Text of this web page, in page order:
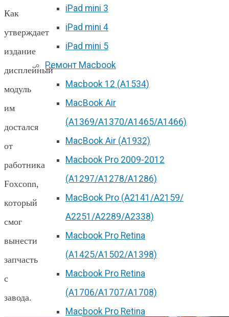
iPad mini 3
iPad mini 4
iPad mini 5
Ремонт Macbook
Macbook 12 (А1534)
MacBook Air
(A1369/A1370/A1465/A1466)
MacBook Air (A1932)
Macbook Pro 2009-2012
(A1297/A1278/A1286)
MacBook Pro (А2141/А2159/
А2251/A2289/A2338)
Macbook Pro Retina
(А1425/A1502/A1398)
Macbook Pro Retina
(А1706/A1707/A1708)
Macbook Pro Retina
Как
утверждает
издание
дисплейный
модуль
им
достался
от
работника
Foxconn,
который
смог
вынести
запчасть
с
завода.